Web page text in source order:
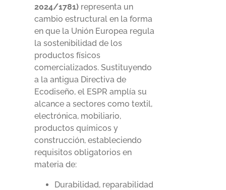
2024/1781)representa un
cambio estructural en la forma
en que la Unión Europea regula
la sostenibilidad de los
productos físicos
comercializados. Sustituyendo
a la antigua Directiva de
Ecodiseño, el ESPR amplía su
alcance a sectores como textil,
electrónica, mobiliario,
productos químicos y
construcción, estableciendo
requisitos obligatorios en
materia de:
Durabilidad, reparabilidad